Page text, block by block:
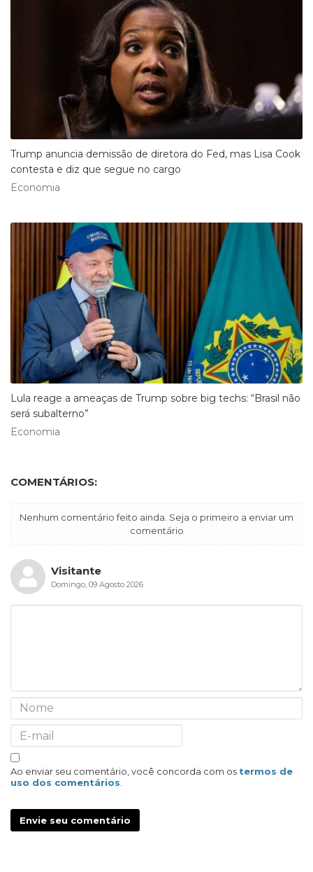
Trump anuncia demissão de diretora do Fed, mas Lisa Cook
contesta e diz que segue no cargo
Economia
Lula reage a ameaças de Trump sobre big techs: “Brasil não
será subalterno”
Economia
COMENTÁRIOS:
Nenhum comentário feito ainda. Seja o primeiro a enviar um
comentário
Visitante
Domingo, 09 Agosto 2026
Ao enviar seu comentário, você concorda com os termos de
uso dos comentários
Envie seu comentário